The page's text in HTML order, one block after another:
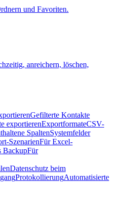
und Favoriten.
anreichern, löschen,
Gefilterte Kontakte
exportierenExportformateCSV-
SpaltenSystemfelder
SzenarienFür Excel-
BackupFür
Datenschutz beim
ProtokollierungAutomatisierte